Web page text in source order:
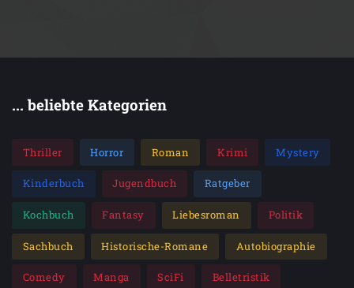
... beliebte Kategorien
Thriller Horror Roman Krimi Mystery
Kinderbuch Jugendbuch Ratgeber
Kochbuch Fantasy Liebesroman Politik
Sachbuch Historische-Romane Autobiographie
Comedy Manga SciFi Belletristik